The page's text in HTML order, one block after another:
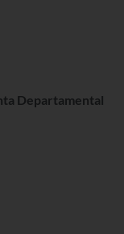
Departamental